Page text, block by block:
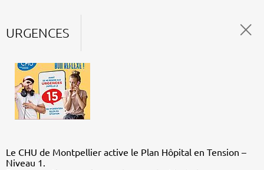
URGENCES
Le CHU de Montpellier active le Plan Hôpital en Tension –
Niveau 1.